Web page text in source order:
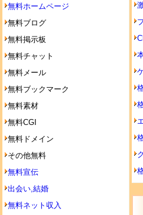
無料ホームページ
無料ブログ
無料掲示板
無料チャット
無料メール
無料ブックマーク
無料素材
無料CGI
無料ドメイン
その他無料
無料宣伝
出会い,結婚
無料ネット収入